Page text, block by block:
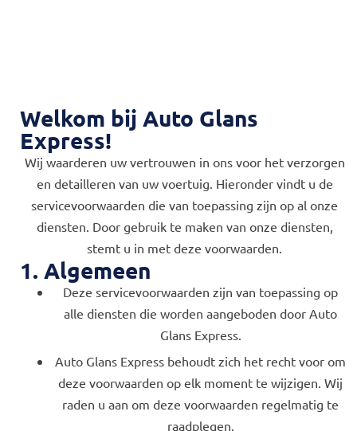
Welkom bij Auto Glans
Express!
Wij waarderen uw vertrouwen in ons voor het verzorgen
en detailleren van uw voertuig. Hieronder vindt u de
servicevoorwaarden die van toepassing zijn op al onze
diensten. Door gebruik te maken van onze diensten,
stemt u in met deze voorwaarden.
1. Algemeen
Deze servicevoorwaarden zijn van toepassing op
alle diensten die worden aangeboden door Auto
Glans Express.
Auto Glans Express behoudt zich het recht voor om
deze voorwaarden op elk moment te wijzigen. Wij
raden u aan om deze voorwaarden regelmatig te
raadplegen.